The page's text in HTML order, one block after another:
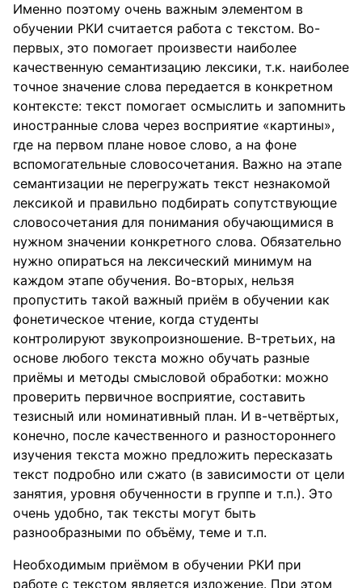
Именно поэтому очень важным элементом в
обучении РКИ считается работа с текстом. Во-
первых, это помогает произвести наиболее
качественную семантизацию лексики, т.к. наиболее
точное значение слова передается в конкретном
контексте: текст помогает осмыслить и запомнить
иностранные слова через восприятие «картины»,
где на первом плане новое слово, а на фоне
вспомогательные словосочетания. Важно на этапе
семантизации не перегружать текст незнакомой
лексикой и правильно подбирать сопутствующие
словосочетания для понимания обучающимися в
нужном значении конкретного слова. Обязательно
нужно опираться на лексический минимум на
каждом этапе обучения. Во-вторых, нельзя
пропустить такой важный приём в обучении как
фонетическое чтение, когда студенты
контролируют звукопроизношение. В-третьих, на
основе любого текста можно обучать разные
приёмы и методы смысловой обработки: можно
проверить первичное восприятие, составить
тезисный или номинативный план. И в-четвёртых,
конечно, после качественного и разностороннего
изучения текста можно предложить пересказать
текст подробно или сжато (в зависимости от цели
занятия, уровня обученности в группе и т.п.). Это
очень удобно, так тексты могут быть
разнообразными по объёму, теме и т.п.
Необходимым приёмом в обучении РКИ при
работе с текстом является изложение. При этом